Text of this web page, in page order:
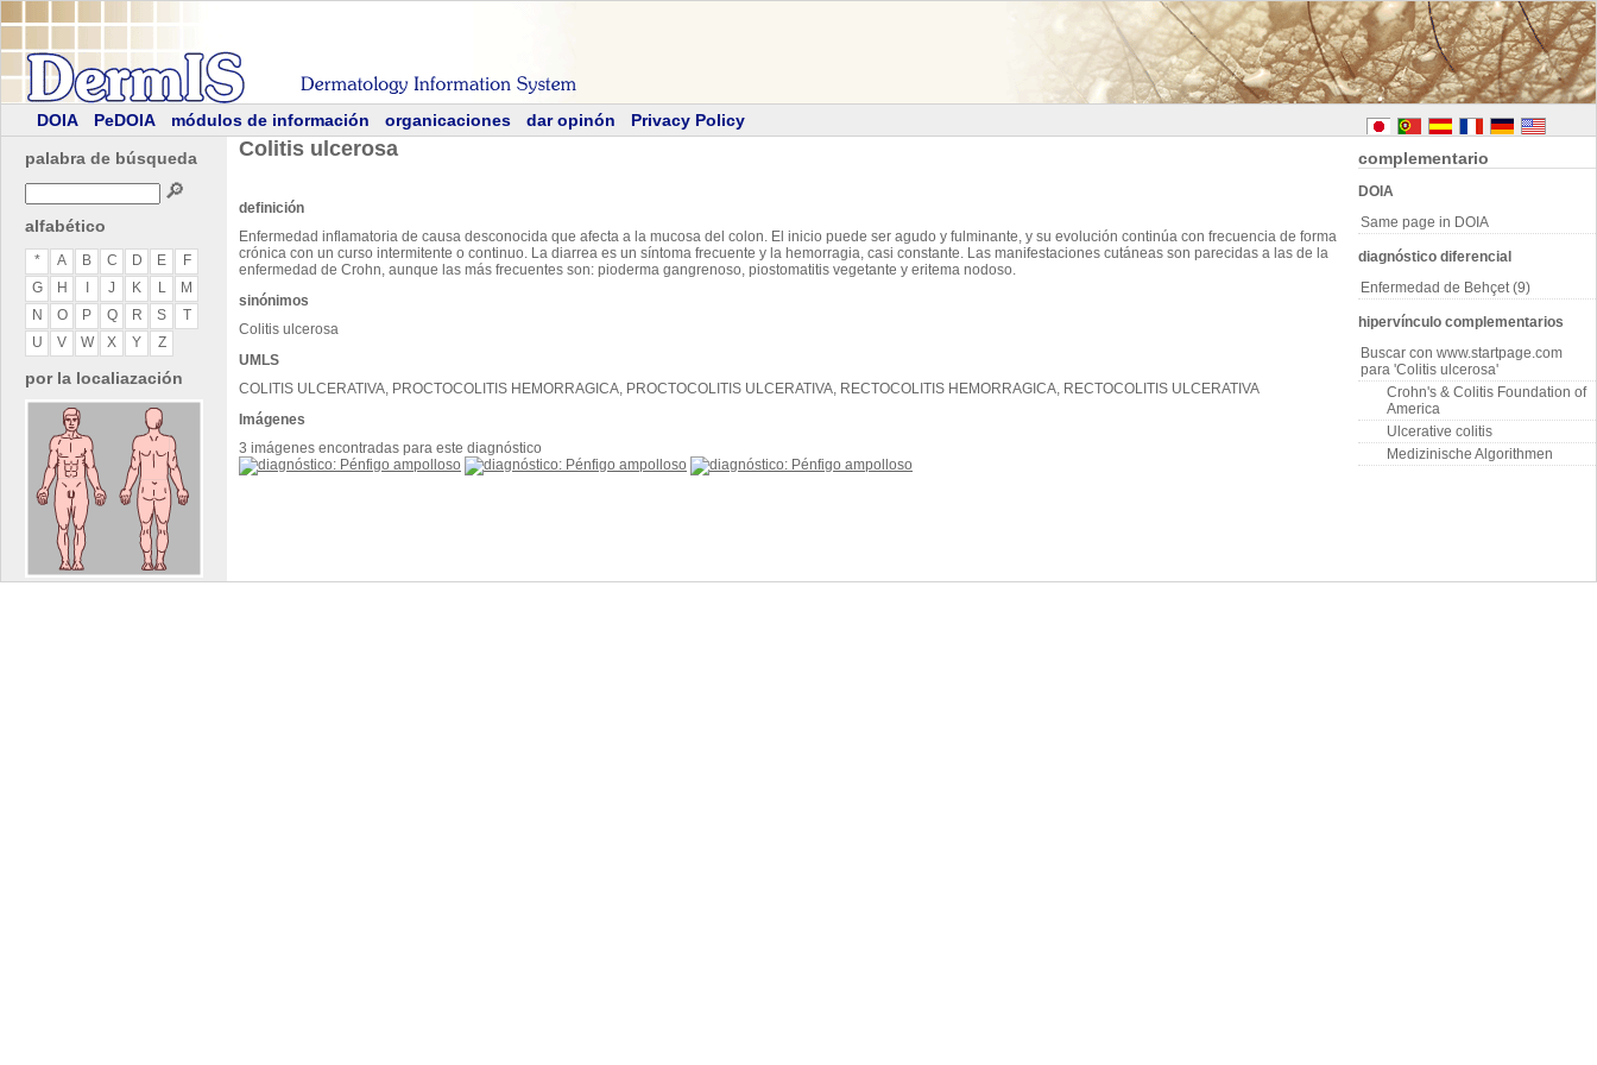
DOIA PeDOIA módulos de información organicaciones dar opinón
Privacy Policy
palabra de búsqueda
🔎
alfabético
* A B C D E
F
G
H J K L
M
N
O P Q R S
T
U
V W X Y Z
por la localiazación
complementario
DOIA
Same page in DOIA
diagnóstico diferencial
Enfermedad de Behçet (9)
hipervínculo complementarios
Buscar con www.startpage.com
para 'Colitis ulcerosa'
Crohn's & Colitis Foundation of
America
Ulcerative colitis
Medizinische Algorithmen
Colitis ulcerosa
definición
Enfermedad inflamatoria de causa desconocida que afecta a la mucosa del colon. El inicio puede ser agudo y fulminante, y su evolución continúa con frecuencia de forma
crónica con un curso intermitente o continuo. La diarrea es un síntoma frecuente y la hemorragia, casi constante. Las manifestaciones cutáneas son parecidas a las de la
enfermedad de Crohn, aunque las más frecuentes son: pioderma gangrenoso, piostomatitis vegetante y eritema nodoso.
sinónimos
Colitis ulcerosa
UMLS
COLITIS ULCERATIVA, PROCTOCOLITIS HEMORRAGICA, PROCTOCOLITIS ULCERATIVA, RECTOCOLITIS HEMORRAGICA, RECTOCOLITIS ULCERATIVA
Imágenes
3 imágenes encontradas para este diagnóstico